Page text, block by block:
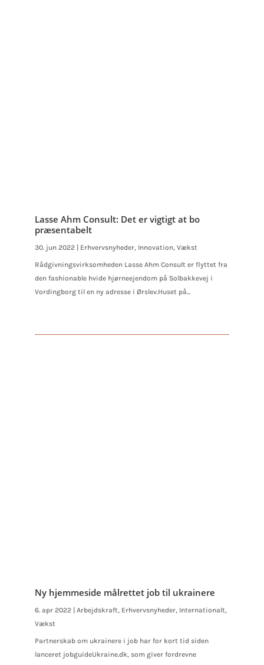
Lasse Ahm Consult: Det er vigtigt at bo
præsentabelt
30. jun 2022 Erhvervsnyheder, Innovation,Vækst
Rådgivningsvirksomheden Lasse Ahm Consult er flyttet fra
den fashionable hvide hjørneejendom på Solbakkevej i
Vordingborg til en ny adresse i Ørslev.Huset på...
Ny hjemmeside målrettet job til ukrainere
6. apr 2022 |Arbejdskraft, Erhvervsnyheder, Internationalt,
Vækst
Partnerskab om ukrainere i job har for kort tid siden
lanceret jobguideUkraine.dk, som giver fordrevne